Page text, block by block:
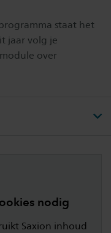
staat het
jaar volg je
over
nodig
Saxion inhoud